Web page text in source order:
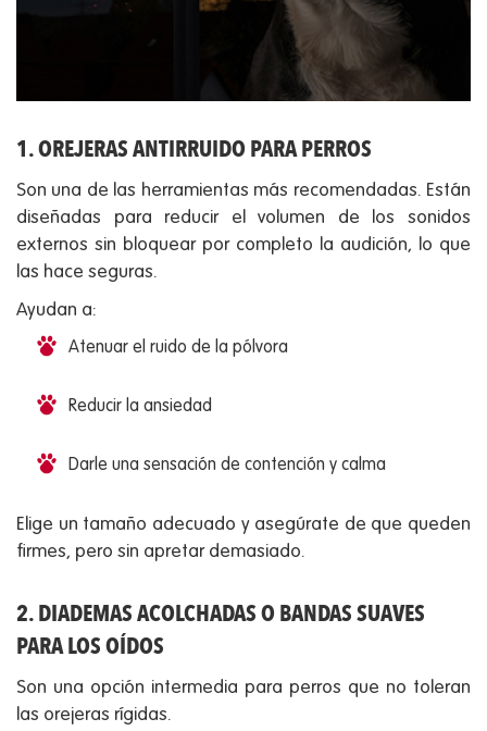
1. OREJERAS ANTIRRUIDO PARA PERROS
Son una de las herramientas más recomendadas. Están
diseñadas para reducir el volumen de los sonidos
externos sin bloquear por completo la audición, lo que
las hace seguras.
Ayudan a:
Atenuar el ruido de la pólvora
Reducir la ansiedad
Darle una sensación de contención y calma
Elige un tamaño adecuado y asegúrate de que queden
firmes, pero sin apretar demasiado.
2. DIADEMAS ACOLCHADAS O BANDAS SUAVES
PARA LOS OÍDOS
Son una opción intermedia para perros que no toleran
las orejeras rígidas.